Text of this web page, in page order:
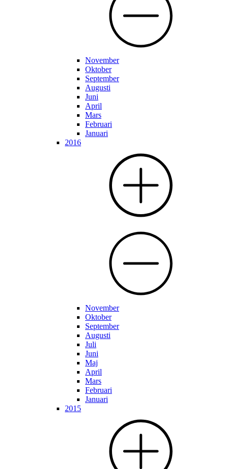
November
Oktober
September
Augusti
Juni
April
Mars
Februari
Januari
2016
November
Oktober
September
Augusti
Juli
Juni
Maj
April
Mars
Februari
Januari
2015